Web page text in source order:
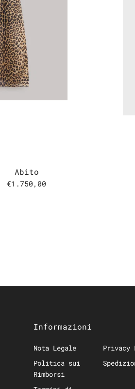
Abito
€1.750,00
Informazioni
Nota Legale
Privacy
Politica sui
Rimborsi